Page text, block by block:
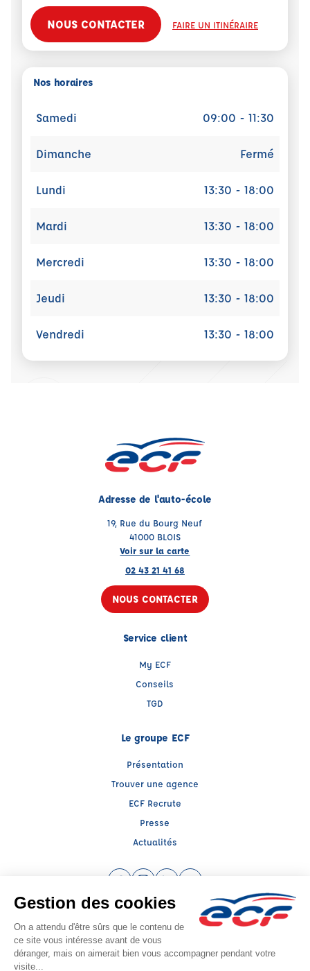
NOUS CONTACTER FAIRE UN ITINÉRAIRE
Nos horaires
Samedi 09:00 - 11:30
Dimanche Fermé
Lundi 13:30 - 18:00
Mardi 13:30 - 18:00
Mercredi 13:30 - 18:00
Jeudi 13:30 - 18:00
Vendredi 13:30 - 18:00
Adresse de l'auto-école
19, Rue du Bourg Neuf
41000 BLOIS
Voir sur la carte
02 43 21 41 68
NOUS CONTACTER
Service client
My ECF
Conseils
TGD
Le groupe ECF
Présentation
Trouver une agence
ECF Recrute
Presse
Actualités
Facebook (nouvelle fenêtre)
Instagram (nouvelle fenêtre)
LinkedIn (nouvelle fenêtre)
YouTube (nouvelle
Raison sociale : ECF CER CENTRE ATLANTIQUE - Capital social: 2500000€
SIREN: 312379266 - Numéro de TVA intracommunautaire: FR 52 312379266
Agrément n°E1404100060
Siège social : RN 11 - Rte de la Mothe Les Champs Dorés, LA CRECHE (79260) -